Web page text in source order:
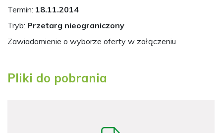
Termin: 18.11.2014
Tryb: Przetarg nieograniczony
Zawiadomienie o wyborze oferty w załączeniu
Pliki do pobrania